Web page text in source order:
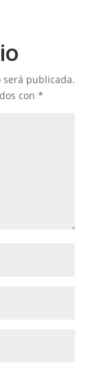
publicada.
con *